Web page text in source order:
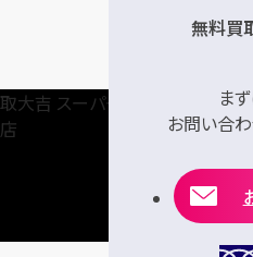
無料買
ま
お問い合わ